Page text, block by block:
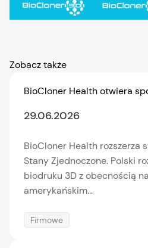
Zobacz także
BioCloner Health otwiera
29.06.2026
BioCloner Health rozszerza
Stany Zjednoczone. Polski
biodruku 3D z obecnością
amerykańskim...
Firmowe